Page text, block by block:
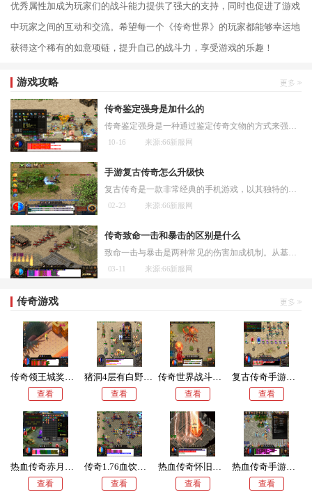
优秀属性加成为玩家们的战斗能力提供了强大的支持，同时也促进了游戏
中玩家之间的互动和交流。希望每一个《传奇世界》的玩家都能够幸运地
获得这个稀有的如意项链，提升自己的战斗力，享受游戏的乐趣！
游戏攻略
传奇鉴定强身是加什么的
10-16 来源:66新服网
手游复古传奇怎么升级快
02-23 来源:66新服网
传奇致命一击和暴击的区别是什么
03-11 来源:66新服网
传奇游戏
传奇领王城奖励怎么领
查看
猪洞4层有白野猪嘛
查看
传奇世界战斗长廊怎么走
查看
复古传奇手游信誉怎么验证
查看
热血传奇赤月峡谷东走廊怎么到北入口
查看
传奇1.76血饮哪里打
查看
热血传奇怀旧版封魔谷刷新点在哪
查看
热血传奇手游多少级可以交易装备
查看